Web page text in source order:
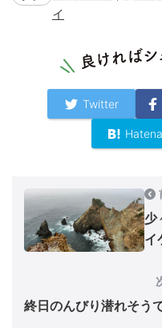
イ
Twitter
Hatena
少
イ
終日のんびり潜れそう